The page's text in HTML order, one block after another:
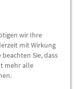
wir Ihre
mit Wirkung
Sie, dass
mehr alle